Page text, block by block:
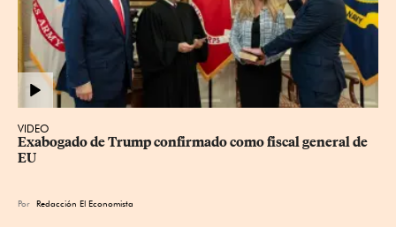
VIDEO
Exabogado de Trump confirmado como fiscal general de
EU
Por Redacción El Economista